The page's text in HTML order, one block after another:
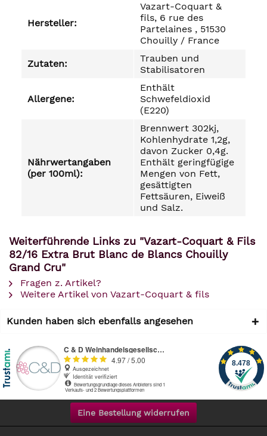
Hersteller:
Vazart-Coquart &
fils, 6 rue des
Partelaines , 51530
Chouilly / France
Zutaten:
Trauben und
Stabilisatoren
Allergene:
Enthält
Schwefeldioxid
(E220)
Nährwertangaben
(per 100ml):
Brennwert 302kj,
Kohlenhydrate 1,2g,
davon Zucker 0,4g.
Enthält geringfügige
Mengen von Fett,
gesättigten
Fettsäuren, Eiweiß
und Salz.
Weiterführende Links zu "Vazart-Coquart & Fils
82/16 Extra Brut Blanc de Blancs Chouilly
Grand Cru"
Fragen z. Artikel?
Weitere Artikel von Vazart-Coquart & fils
Kunden haben sich ebenfalls angesehen
Eine Bestellung widerrufen